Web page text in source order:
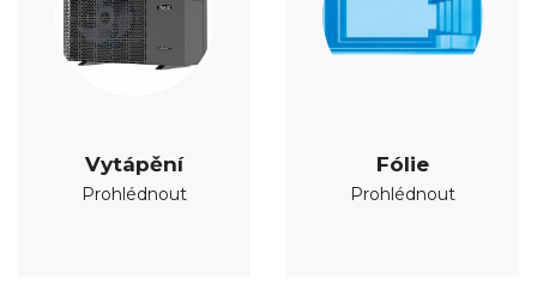
Vytápění
Prohlédnout
Fólie
Prohlédnout